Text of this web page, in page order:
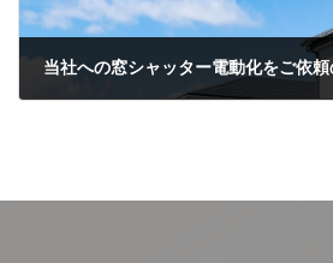
当社への窓シャッター電動化をご依